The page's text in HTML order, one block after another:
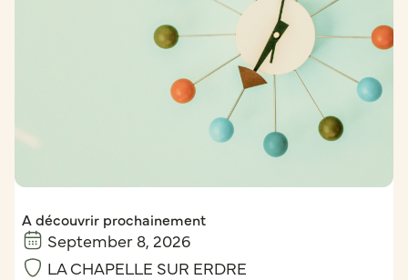
A découvrir prochainement
September 8, 2026
LA CHAPELLE SUR ERDRE